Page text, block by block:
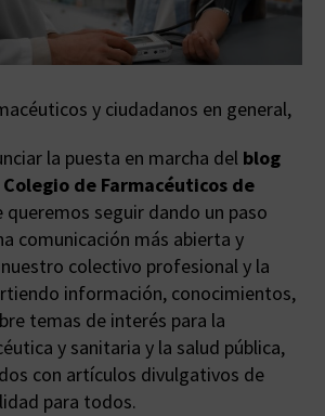
y ciudadanos en general,
la puesta en marcha del blog
de Farmacéuticos de
queremos seguir dando un paso
comunicación más abierta y
colectivo profesional y la
información, conocimientos,
temas de interés para la
y sanitaria y la salud pública,
con artículos divulgativos de
para todos.